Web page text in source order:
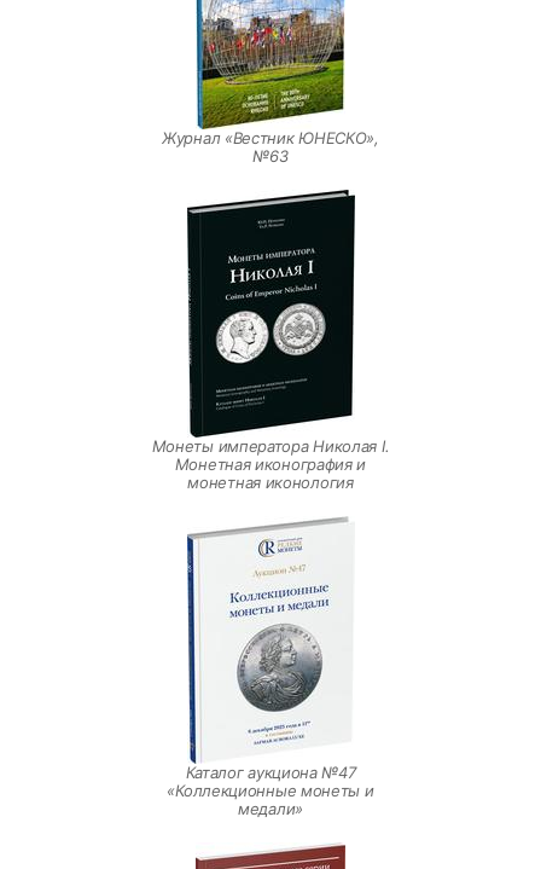
Журнал «Вестник ЮНЕСКО»,
№63
Монеты императора Николая I.
Монетная иконография и
монетная иконология
Каталог аукциона №47
«Коллекционные монеты и
медали»